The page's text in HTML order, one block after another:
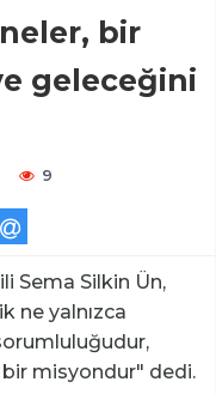
bir
geleceğini
9
Sema Silkin Ün,
ne yalnızca
misyondur" dedi.